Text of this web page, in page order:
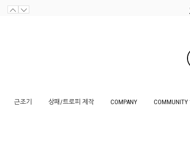
근조기 상패/트로피 제작 COMPANY COMMUNITY